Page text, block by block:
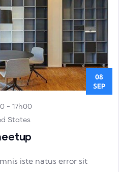
08
SEP
- 17h00
States
iste natus error sit